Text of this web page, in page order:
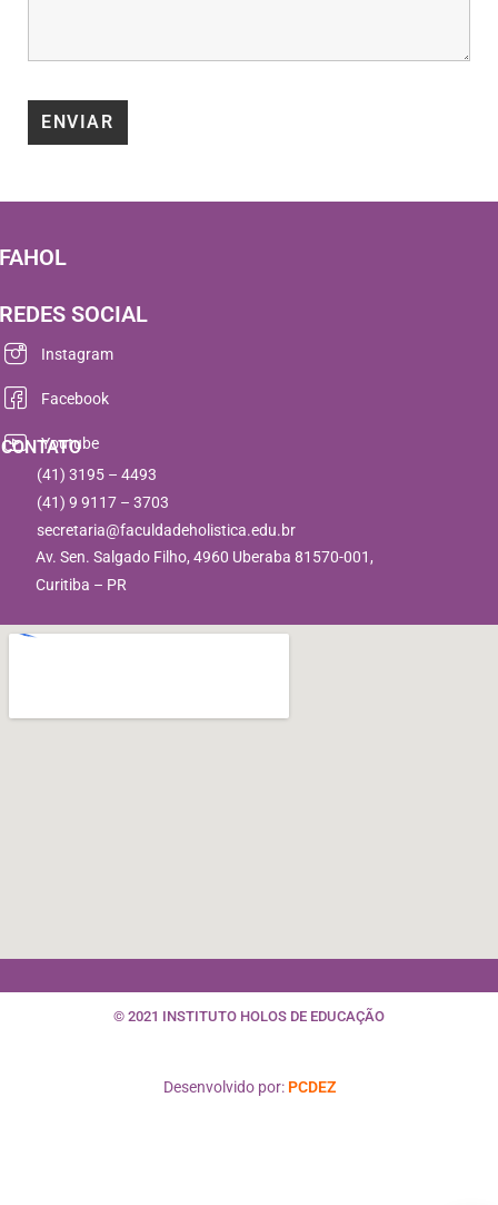
FAHOL
Av. Sen. Salgado Filho, 4960 Uberaba 81570-001,
Curitiba – PR
CONTATO
(41) 3195 – 4493
(41) 9 9117 – 3703
secretaria@faculdadeholistica.edu.br
REDES SOCIAL
Instagram
Facebook
Youtube
© 2021 INSTITUTO HOLOS DE EDUCAÇÃO
Desenvolvido por:PCDEZ